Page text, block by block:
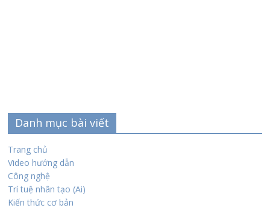
Danh mục bài viết
Trang chủ
Video hướng dẫn
Công nghệ
Trí tuệ nhân tạo (Ai)
Kiến thức cơ bản